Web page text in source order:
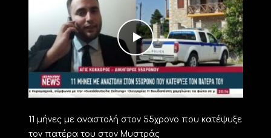
11 μήνες με αναστολή στον 55χρονο που κατέψυξε
τον πατέρα του στον Μυστράς